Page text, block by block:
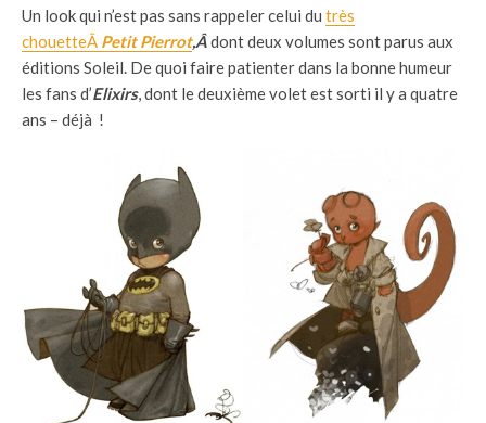
Un look qui n’est pas sans rappeler celui du très
chouetteÂ Petit Pierrot,Âdont deux volumes sont parus aux
éditions Soleil. De quoi faire patienter dans la bonne humeur
les fans d’Elixirs, dont le deuxième volet est sorti il y a quatre
ans – déjà !